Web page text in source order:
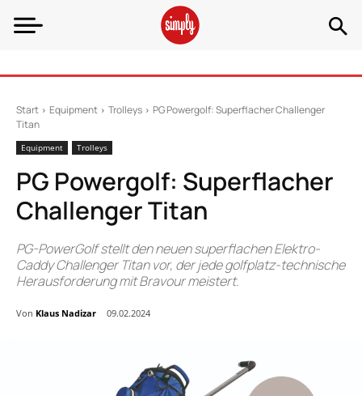
Start Equipment Trolleys
PG Powergolf: Superflacher Challenger
Titan
Equipment Trolleys
PG Powergolf: Superflacher
Challenger Titan
PG-PowerGolf stellt den neuen superflachen Elektro-
Caddy Challenger Titan vor, der jede golfplatz-technische
Herausforderung mit Bravour meistert.
Von Klaus Nadizar 09.02.2024